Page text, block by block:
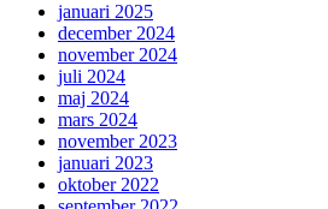
januari 2025
december 2024
november 2024
juli 2024
maj 2024
mars 2024
november 2023
januari 2023
oktober 2022